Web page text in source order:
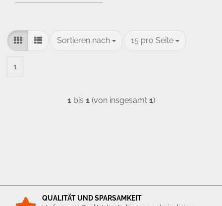
Sortieren nach
Sortieren nach 15 pro Seite
pro Seite
1
1bis 1(von insgesamt 1)
QUALITÄT UND SPARSAMKEIT